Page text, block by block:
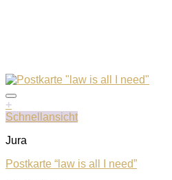
+
Schnellansicht
Jura
Postkarte “law is all I need”